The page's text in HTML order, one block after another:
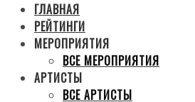
ГЛАВНАЯ
РЕЙТИНГИ
МЕРОПРИЯТИЯ
ВСЕ МЕРОПРИЯТИЯ
АРТИСТЫ
ВСЕ АРТИСТЫ